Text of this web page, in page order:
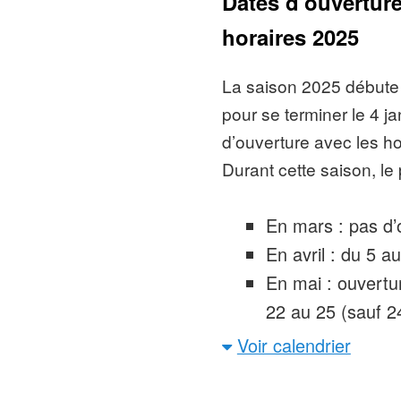
attractions pour
Spectacles
pendant la
Winter
année avec de
millions
nouveau
km/h, 14 air
ainsi que de
boutique. Mais
Underground
que Flash
horaires 2025
La saison 2025
pour se terminer le 4
d’ouverture avec les
Durant cette saison,
En mars : pas
En avril : du 5
En mai :
22 au 25 (sauf
En juin :
Voir calendrier